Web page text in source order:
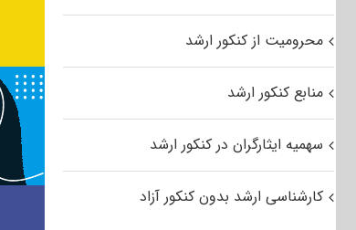
محرومیت از کنکور ارشد
منابع کنکور ارشد
سهمیه ایثارگران در کنکور ارشد
کارشناسی ارشد بدون کنکور آزاد